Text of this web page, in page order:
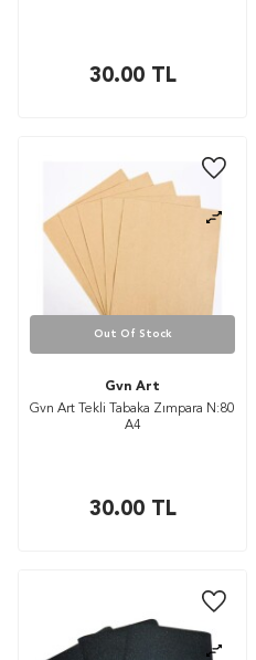
30.00TL
Out Of Stock
Gvn Art
Gvn Art Tekli Tabaka Zımpara N:80
A4
30.00TL